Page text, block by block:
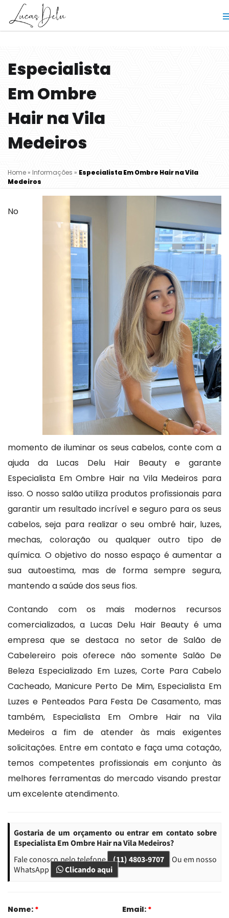
Especialista
Em Ombre
Hair na Vila
Medeiros
Home » Informações » Especialista Em Ombre Hair na Vila
Medeiros
No
momento de iluminar os seus cabelos, conte com a
ajuda da Lucas Delu Hair Beauty e garante
Especialista Em Ombre Hair na Vila Medeiros para
isso. O nosso salão utiliza produtos profissionais para
garantir um resultado incrível e seguro para os seus
cabelos, seja para realizar o seu ombré hair, luzes,
mechas, coloração ou qualquer outro tipo de
química. O objetivo do nosso espaço é aumentar a
sua autoestima, mas de forma sempre segura,
mantendo a saúde dos seus fios.
Contando com os mais modernos recursos
comercializados, a Lucas Delu Hair Beauty é uma
empresa que se destaca no setor de Salão de
Cabelereiro pois oferece não somente Salão De
Beleza Especializado Em Luzes, Corte Para Cabelo
Cacheado, Manicure Perto De Mim, Especialista Em
Luzes e Penteados Para Festa De Casamento, mas
também, Especialista Em Ombre Hair na Vila
Medeiros a fim de atender às mais exigentes
solicitações. Entre em contato e faça uma cotação,
temos competentes profissionais em conjunto às
melhores ferramentas do mercado visando prestar
um excelente atendimento.
Gostaria de um orçamento ou entrar em contato sobre
Especialista Em Ombre Hair na Vila Medeiros?
Fale conosco pelo telefone (11) 4803-9707
Ou em nosso
WhatsApp
Clicando aqui
Nome: * Email: *